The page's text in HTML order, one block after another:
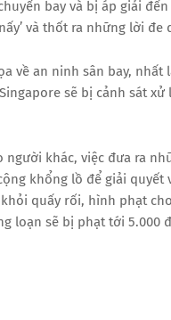
bay và bị áp giải
và thốt ra những lời đe
về an ninh sân bay, nhất
sẽ bị cảnh sát xử
người khác, việc đưa ra
khổng lồ để giải quyết
quấy rối, hình phạt
loạn sẽ bị phạt tới 5.000